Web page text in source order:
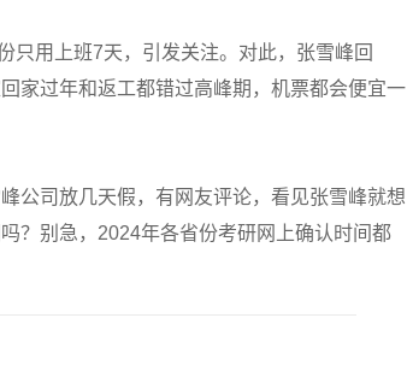
用上班7天，引发关注。对此，张雪峰回
家过年和返工都错过高峰期，机票都会便宜一
司放几天假，有网友评论，看见张雪峰就想
？别急，2024年各省份考研网上确认时间都